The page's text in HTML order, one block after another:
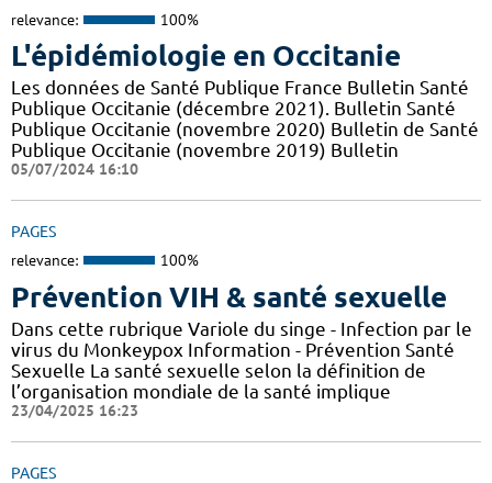
relevance: 100%
L'épidémiologie en Occitanie
Les données de Santé Publique France Bulletin Santé
Publique Occitanie (décembre 2021). Bulletin Santé
Publique Occitanie (novembre 2020) Bulletin de Santé
Publique Occitanie (novembre 2019) Bulletin
05/07/2024 16:10
PAGES
relevance: 100%
Prévention VIH & santé sexuelle
Dans cette rubrique Variole du singe - Infection par le
virus du Monkeypox Information - Prévention Santé
Sexuelle La santé sexuelle selon la définition de
l’organisation mondiale de la santé implique
23/04/2025 16:23
PAGES